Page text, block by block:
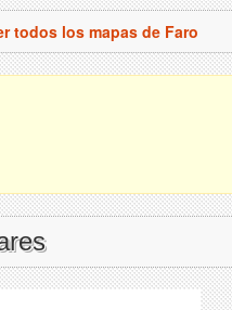
todos los mapas de Faro